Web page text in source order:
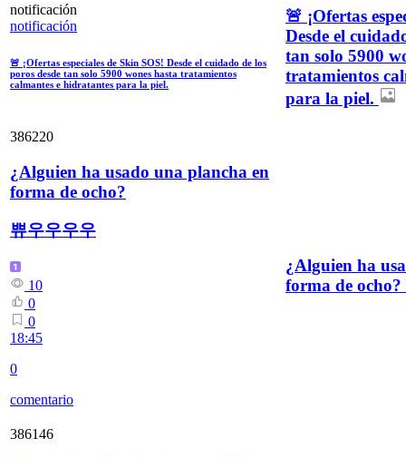
notificación
notificación
🚨 ¡Ofertas especiales de Skin SOS! Desde el cuidado de los
poros desde tan solo 5900 wones hasta tratamientos
calmantes e hidratantes para la piel.
🚨 ¡Ofertas
Desde el
tan solo 5900
tratamientos
para la piel.
386220
¿Alguien ha usado una plancha en
forma de ocho?
쀼우우우우
10
0
0
18:45
0
comentario
¿Alguien ha
forma de ocho?
386146